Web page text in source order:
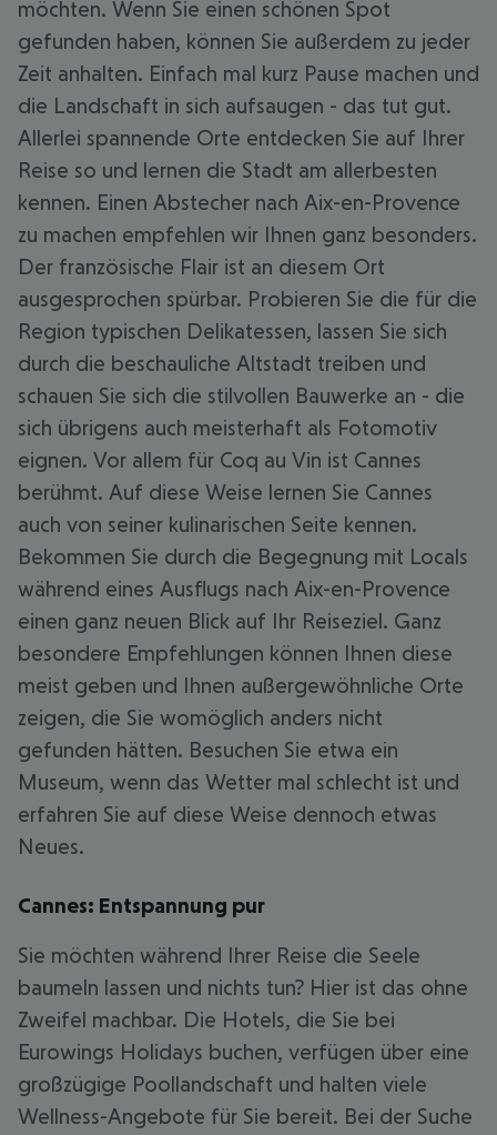
möchten. Wenn Sie einen schönen Spot
gefunden haben, können Sie außerdem zu jeder
Zeit anhalten. Einfach mal kurz Pause machen und
die Landschaft in sich aufsaugen - das tut gut.
Allerlei spannende Orte entdecken Sie auf Ihrer
Reise so und lernen die Stadt am allerbesten
kennen. Einen Abstecher nach Aix-en-Provence
zu machen empfehlen wir Ihnen ganz besonders.
Der französische Flair ist an diesem Ort
ausgesprochen spürbar. Probieren Sie die für die
Region typischen Delikatessen, lassen Sie sich
durch die beschauliche Altstadt treiben und
schauen Sie sich die stilvollen Bauwerke an - die
sich übrigens auch meisterhaft als Fotomotiv
eignen. Vor allem für Coq au Vin ist Cannes
berühmt. Auf diese Weise lernen Sie Cannes
auch von seiner kulinarischen Seite kennen.
Bekommen Sie durch die Begegnung mit Locals
während eines Ausflugs nach Aix-en-Provence
einen ganz neuen Blick auf Ihr Reiseziel. Ganz
besondere Empfehlungen können Ihnen diese
meist geben und Ihnen außergewöhnliche Orte
zeigen, die Sie womöglich anders nicht
gefunden hätten. Besuchen Sie etwa ein
Museum, wenn das Wetter mal schlecht ist und
erfahren Sie auf diese Weise dennoch etwas
Neues.
Cannes: Entspannung pur
Sie möchten während Ihrer Reise die Seele
baumeln lassen und nichts tun? Hier ist das ohne
Zweifel machbar. Die Hotels, die Sie bei
Eurowings Holidays buchen, verfügen über eine
großzügige Poollandschaft und halten viele
Wellness-Angebote für Sie bereit. Bei der Suche